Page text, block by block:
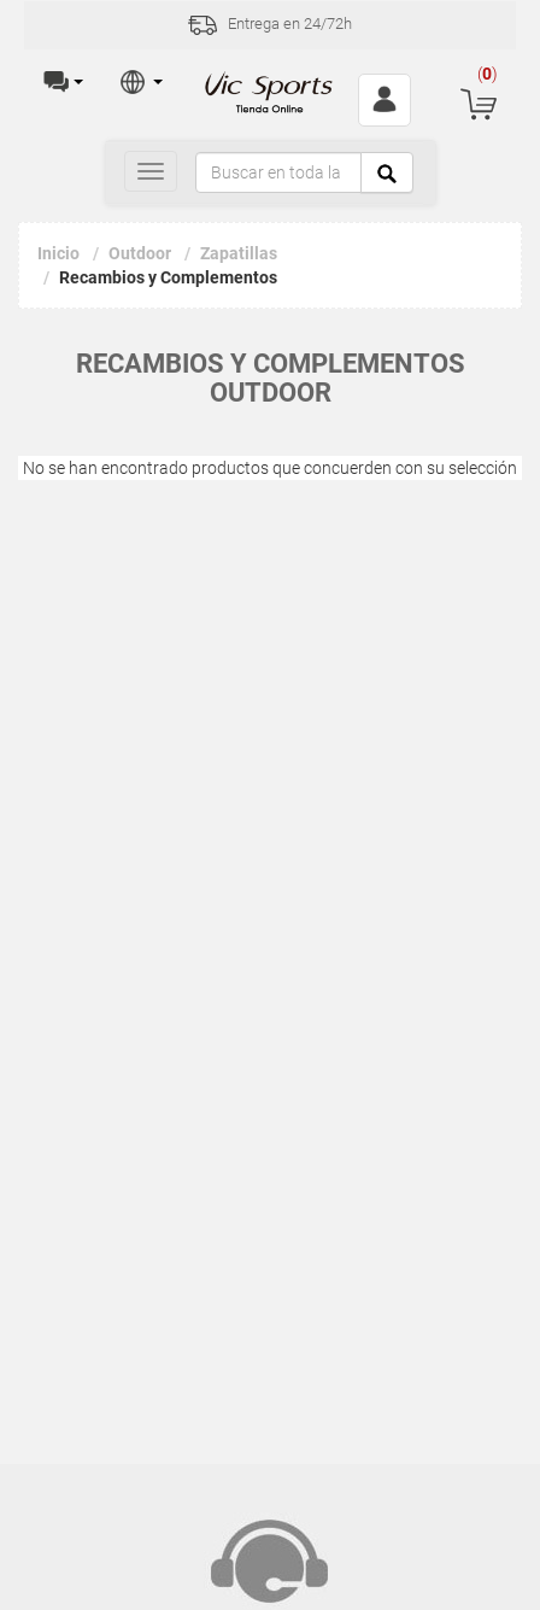
Entrega en 24/72h
(0)
Toggle
navigation
Inicio Outdoor
Zapatillas
Recambios y Complementos
RECAMBIOS Y COMPLEMENTOS
OUTDOOR
No se han encontrado productos que concuerden con su selección